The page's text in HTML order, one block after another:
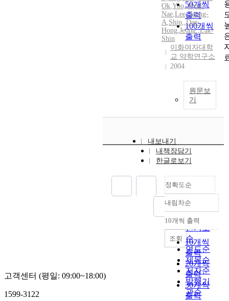
50개씩
출력
100개씩
출력
Ok,Yoo,,Byul-
Nae,Lee,,Jeong-
A,Shin,,Dae-
Hong,Jeong,,Lak-
Shin
이화여자대학
교 약학연구소
2004
원문보
기
내보내기
내책장담기
한글로보기
정확도순
정확도
순
인기도
순
연도순
제목순
저자순
발행기
관순
내림차순
내림차순
10개씩 출력
10개씩
출력
20개씩
출력
30개씩
출력
조회
고객센터 (평일: 09:00~18:00)
1599-3122